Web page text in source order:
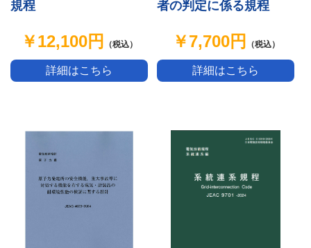
規程
￥12,100円 （税込）
詳細はこちら
者の判定に係る規程
￥7,700円 （税込）
詳細はこちら